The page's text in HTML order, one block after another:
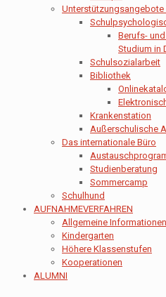
Unterstützungsangebote
Berufs-
Studium in
Schulsozialarbeit
Bibliothek
Krankenstation
Außerschulische
Das internationale Büro
Studienberatung
Sommercamp
Schulhund
AUFNAHMEVERFAHREN
Allgemeine Informationen
Kindergarten
Höhere Klassenstufen
Kooperationen
ALUMNI